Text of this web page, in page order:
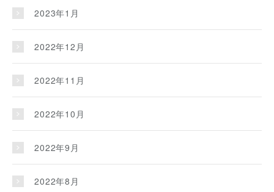
2023年1月
2022年12月
2022年11月
2022年10月
2022年9月
2022年8月